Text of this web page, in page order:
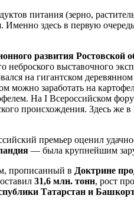
питания (зерно,
. Именно здесь в первую
развития Ростовской
выставочного
на гигантском
можно заработать на
На I Всероссийском
происхождения. Здесь
премьер оценил
— была крупнейшим
прописанный в Доктрине
31,6 млн. тонн, рост
Татарстан и